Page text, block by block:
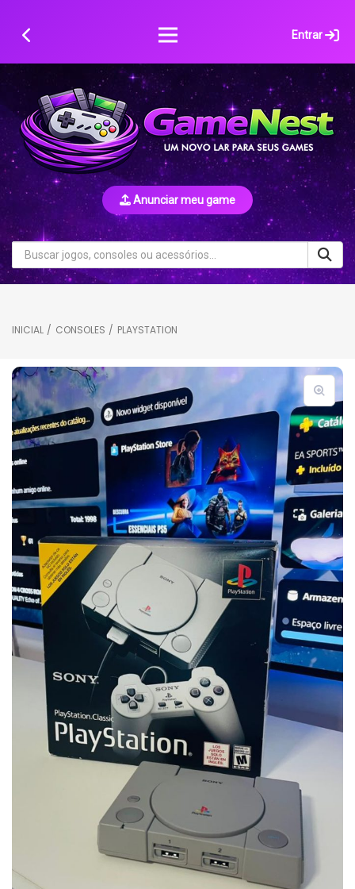
Entrar
Anunciar meu game
INICIAL / CONSOLES / PLAYSTATION